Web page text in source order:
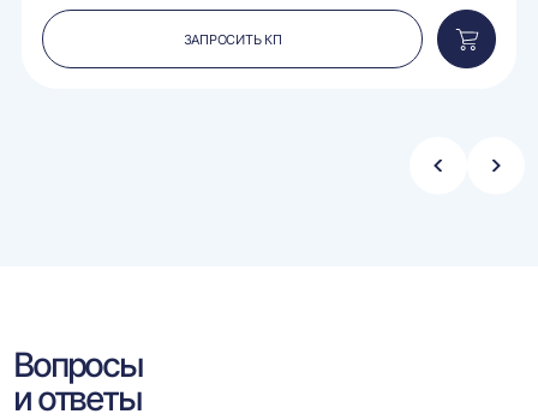
ЗАПРОСИТЬ КП
в
Стрелка
Вопросы
и ответы